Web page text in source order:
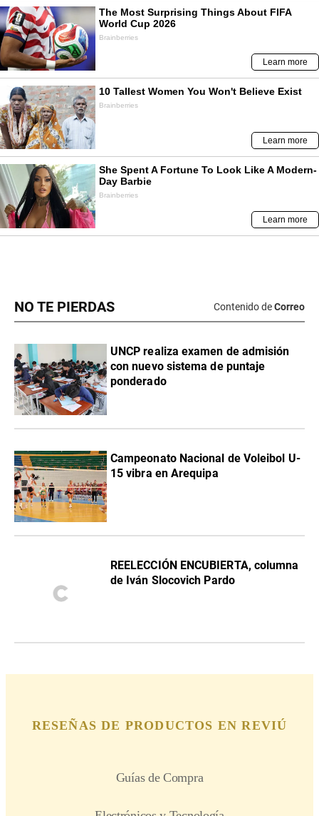
NO TE PIERDAS Contenido deCorreo
UNCP realiza examen de admisión
con nuevo sistema de puntaje
ponderado
Campeonato Nacional de Voleibol U-
15 vibra en Arequipa
REELECCIÓN ENCUBIERTA, columna
de Iván Slocovich Pardo